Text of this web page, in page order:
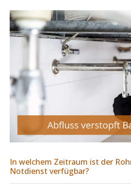
In welchem Zeitraum ist der
Notdienst verfügbar?